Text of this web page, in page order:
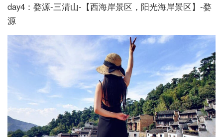
day4：婺源-三清山-【西海岸景区，阳光海岸景区】-婺
源